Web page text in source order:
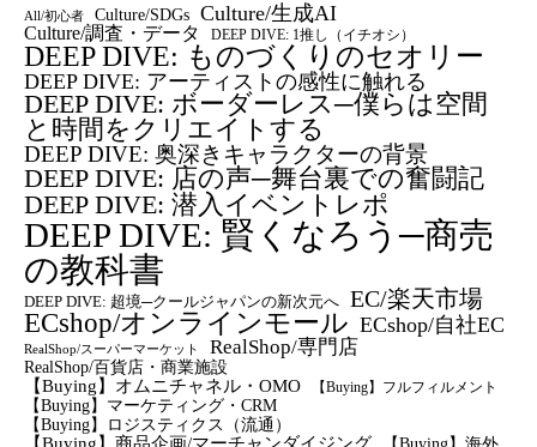
All/初心者 Culture/SDGs Culture/生成AI
Culture/調査・データ DEEP DIVE: 1推し（イチオシ）
DEEP DIVE: ものづくりのセオリー
DEEP DIVE: アーティストの感性に触れる
DEEP DIVE: ボーダーレス─僕らは空間
と時間をクリエイトする
DEEP DIVE: 奥深きキャラクターの背景
DEEP DIVE: 店の声─舞台裏での奮闘記
DEEP DIVE: 潜入イベントレポ
DEEP DIVE: 賢くなろう─商売
の教科書
DEEP DIVE: 超境─クールジャパンの新次元へ EC/楽天市場
ECshop/オンラインモール ECshop/自社EC
RealShop/スーパーマーケット RealShop/専門店
RealShop/百貨店・商業施設
【Buying】オムニチャネル・OMO
【Buying】フルフィルメント
【Buying】マーケティング・CRM
【buying】ロジスティクス（流通）